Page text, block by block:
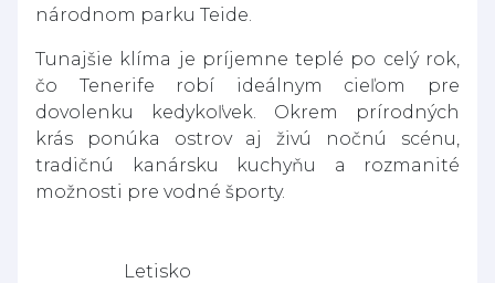
národnom parku Teide.
Tunajšie klíma je príjemne teplé po celý rok,
čo Tenerife robí ideálnym cieľom pre
dovolenku kedykoľvek. Okrem prírodných
krás ponúka ostrov aj živú nočnú scénu,
tradičnú kanársku kuchyňu a rozmanité
možnosti pre vodné športy.
Letisko